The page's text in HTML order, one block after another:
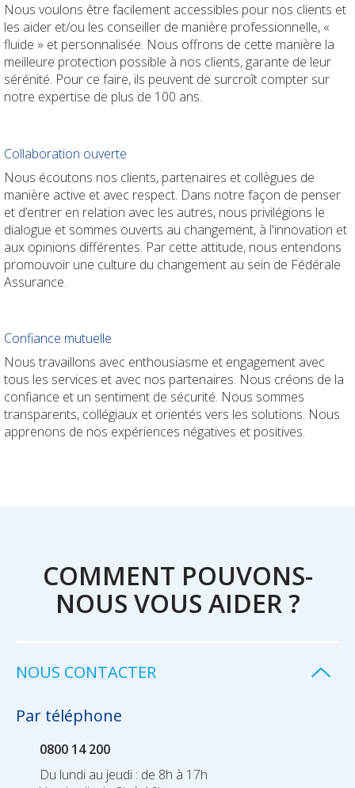
Nous voulons être facilement accessibles pour nos clients et
les aider et/ou les conseiller de manière professionnelle, «
fluide » et personnalisée. Nous offrons de cette manière la
meilleure protection possible à nos clients, garante de leur
sérénité. Pour ce faire, ils peuvent de surcroît compter sur
notre expertise de plus de 100 ans.
Collaboration ouverte
Nous écoutons nos clients, partenaires et collègues de
manière active et avec respect. Dans notre façon de penser
et d’entrer en relation avec les autres, nous privilégions le
dialogue et sommes ouverts au changement, à l'innovation et
aux opinions différentes. Par cette attitude, nous entendons
promouvoir une culture du changement au sein de Fédérale
Assurance.
Confiance mutuelle
Nous travaillons avec enthousiasme et engagement avec
tous les services et avec nos partenaires. Nous créons de la
confiance et un sentiment de sécurité. Nous sommes
transparents, collégiaux et orientés vers les solutions. Nous
apprenons de nos expériences négatives et positives.
COMMENT POUVONS-
NOUS VOUS AIDER ?
NOUS CONTACTER
Par téléphone
0800 14 200
Du lundi au jeudi : de 8h à 17h